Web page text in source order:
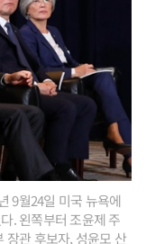
9월24일 미국 뉴욕에
. 왼쪽부터 조윤제 주
장관 후보자, 성윤모 산